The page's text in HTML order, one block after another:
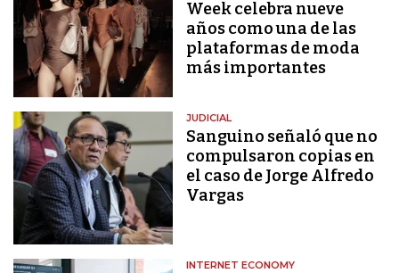
Week celebra nueve
años como una de las
plataformas de moda
más importantes
JUDICIAL
Sanguino señaló que no
compulsaron copias en
el caso de Jorge Alfredo
Vargas
INTERNET ECONOMY